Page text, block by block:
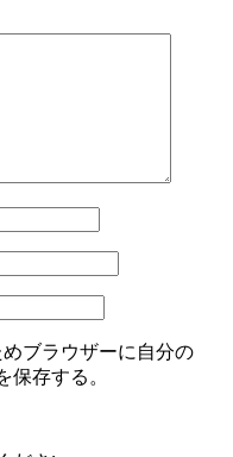
ブラウザーに自分の
保存する。